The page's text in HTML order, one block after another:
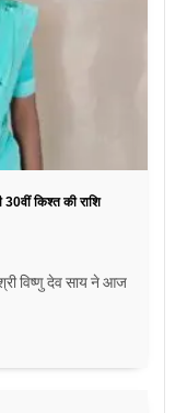
30वीं किश्त की राशि
विष्णु देव साय ने आज